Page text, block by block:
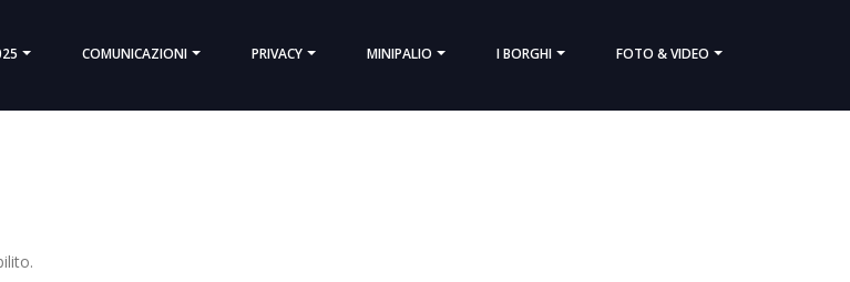
COMUNICAZIONI PRIVACY MINIPALIO I BORGHI FOTO & VIDEO